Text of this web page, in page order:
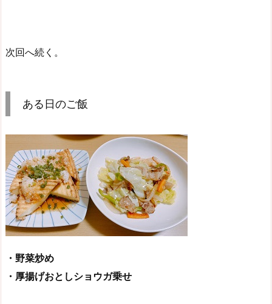
次回へ続く。
ある日のご飯
・野菜炒め
・厚揚げおとしショウガ乗せ